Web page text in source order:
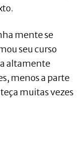
mente se
seu curso
altamente
menos a parte
muitas vezes